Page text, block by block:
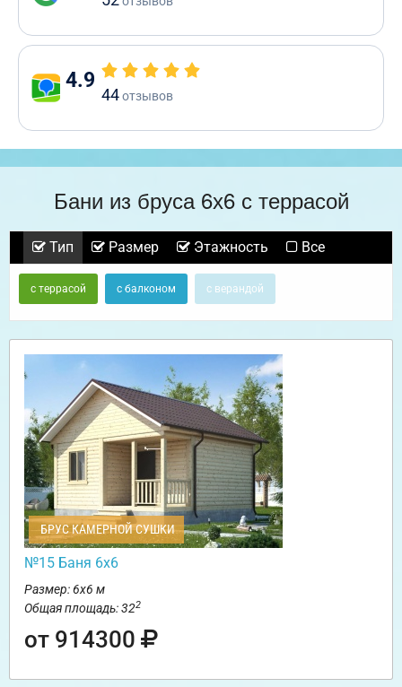
4.9
44отзывов
Бани из бруса 6х6 с террасой
Тип Размер Этажность Все
с террасой с балконом с верандой
БРУС КАМЕРНОЙ СУШКИ
№15 Баня 6х6
Размер: 6х6 м
Общая площадь: 322
от 914300